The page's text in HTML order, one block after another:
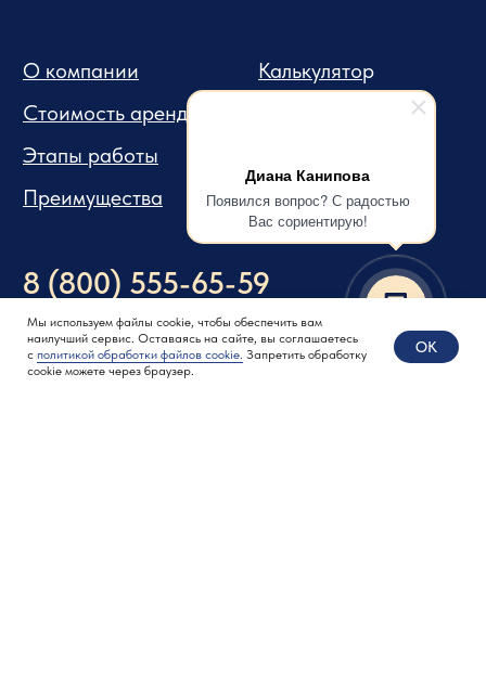
Диана Канипова
Появился вопрос? С радостью
Вас сориентирую!
Мы используем файлы cookie, чтобы обеспечить вам
наилучший сервис. Оставаясь на сайте, вы соглашаетесь
с политикой обработки файлов cookie. Запретить обработку
cookie можете через браузер.
OK